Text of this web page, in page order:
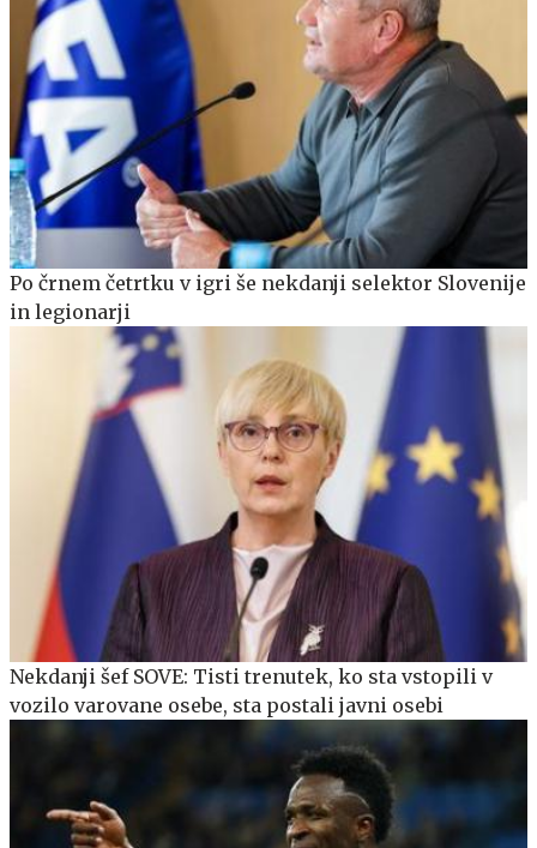
Po črnem četrtku v igri še nekdanji selektor Slovenije
in legionarji
Nekdanji šef SOVE: Tisti trenutek, ko sta vstopili v
vozilo varovane osebe, sta postali javni osebi